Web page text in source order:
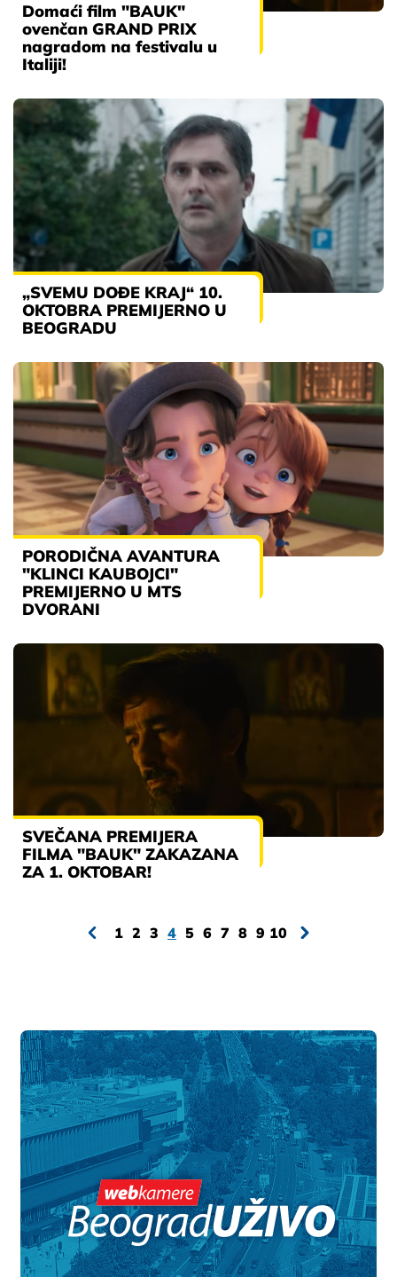
Domaći film "BAUK"
ovenčan GRAND PRIX
nagradom na festivalu u
Italiji!
„SVEMU DOĐE KRAJ“ 10.
OKTOBRA PREMIJERNO U
BEOGRADU
PORODIČNA AVANTURA
"KLINCI KAUBOJCI"
PREMIJERNO U MTS
DVORANI
SVEČANA PREMIJERA
FILMA "BAUK" ZAKAZANA
ZA 1. OKTOBAR!
1 2 3 4 5 6 7 8 9 10